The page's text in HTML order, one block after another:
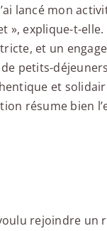
lancé mon
explique-t-elle.
et un
petits-
et
résume bien
rejoindre un